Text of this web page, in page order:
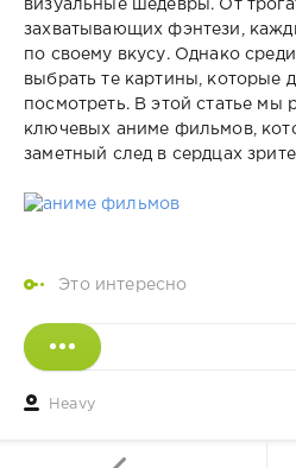
визуальные шедевры. От
захватывающих фэнтези,
по своему вкусу. Однако
выбрать те картины, которые
посмотреть. В этой статье мы
ключевых аниме фильмов,
заметный след в сердцах
Это интересно
Heavy